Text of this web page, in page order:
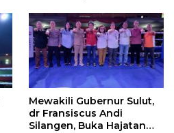
Mewakili Gubernur Sulut,
dr Fransiscus Andi
Silangen, Buka Hajatan